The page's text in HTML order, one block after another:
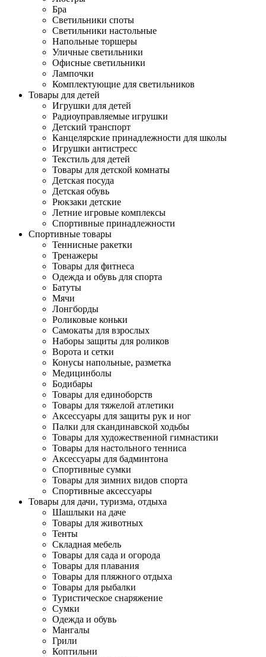
Бра
Светильники споты
Светильники настольные
Напольные торшеры
Уличные светильники
Офисные светильники
Лампочки
Комплектующие для светильников
Товары для детей
Игрушки для детей
Радиоуправляемые игрушки
Детский транспорт
Канцелярские принадлежности для школы
Игрушки антистресс
Текстиль для детей
Товары для детской комнаты
Детская посуда
Детская обувь
Рюкзаки детские
Летние игровые комплексы
Спортивные принадлежности
Спортивные товары
Теннисные ракетки
Тренажеры
Товары для фитнеса
Одежда и обувь для спорта
Батуты
Мячи
Лонгборды
Роликовые коньки
Самокаты для взрослых
Наборы защиты для роликов
Ворота и сетки
Конусы напольные, разметка
Медицинболы
Бодибары
Товары для единоборств
Товары для тяжелой атлетики
Аксессуары для защиты рук и ног
Палки для скандинавской ходьбы
Товары для художественной гимнастики
Товары для настольного тенниса
Аксессуары для бадминтона
Спортивные сумки
Товары для зимних видов спорта
Спортивные аксессуары
Товары для дачи, туризма, отдыха
Шашлыки на даче
Товары для животных
Тенты
Складная мебель
Товары для сада и огорода
Товары для плавания
Товары для пляжного отдыха
Товары для рыбалки
Туристическое снаряжение
Сумки
Одежда и обувь
Мангалы
Грили
Коптильни